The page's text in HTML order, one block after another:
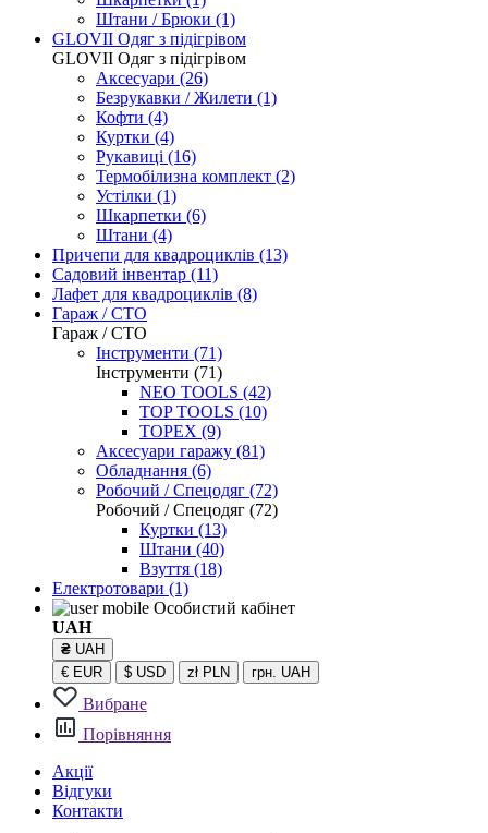
Штани / Брюки (1)
GLOVII Одяг з підігрівом
GLOVII Одяг з підігрівом
Аксесуари (26)
Безрукавки / Жилети (1)
Кофти (4)
Куртки (4)
Рукавиці (16)
Термобілизна комплект (2)
Устілки (1)
Шкарпетки (6)
Штани (4)
Причепи для квадроциклів (13)
Садовий інвентар (11)
Лафет для квадроциклів (8)
Гараж / СТО
Гараж / СТО
Інструменти (71)
Інструменти (71)
NEO TOOLS (42)
TOP TOOLS (10)
TOPEX (9)
Аксесуари гаражу (81)
Обладнання (6)
Робочий / Спецодяг (72)
Робочий / Спецодяг (72)
Куртки (13)
Штани (40)
Взуття (18)
Електротовари (1)
Особистий кабінет
UAH
₴ UAH
€ EUR $ USD zł PLN грн. UAH
Вибране
Порівняння
Акції
Відгуки
Контакти